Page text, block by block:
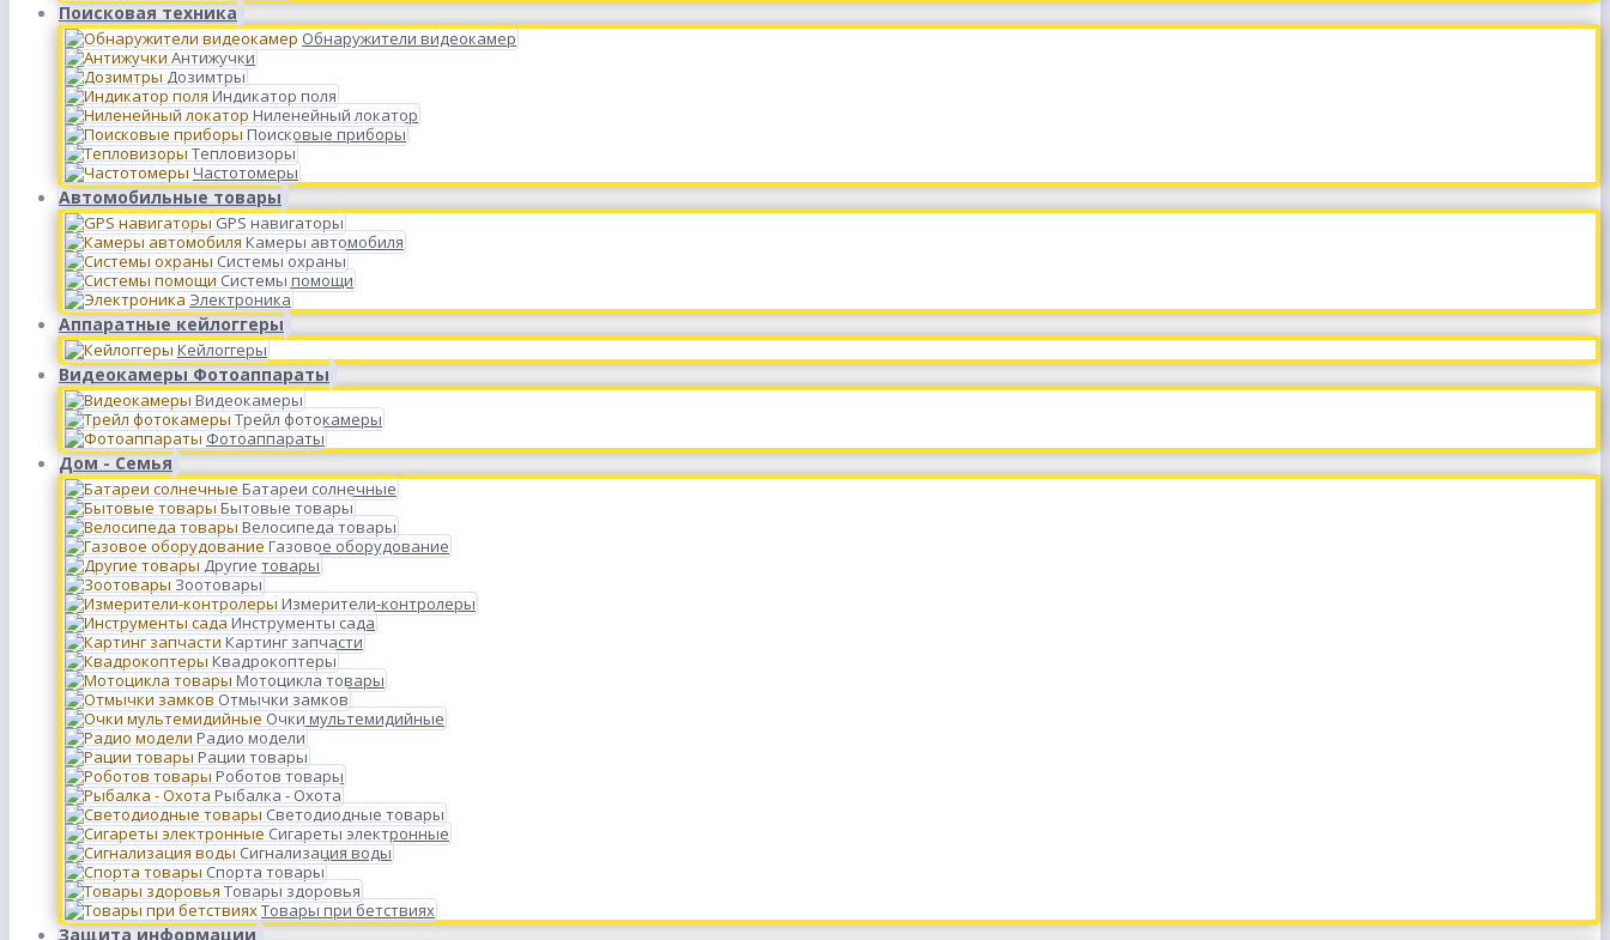
Поисковая техника
Обнаружители видеокамер
Антижучки
Дозимтры
Индикатор поля
Ниленейный локатор
Поисковые приборы
Тепловизоры
Частотомеры
Автомобильные товары
GPS навигаторы
Камеры автомобиля
Системы охраны
Системы помощи
Электроника
Аппаратные кейлоггеры
Кейлоггеры
Видеокамеры Фотоаппараты
Видеокамеры
Трейл фотокамеры
Фотоаппараты
Дом - Семья
Батареи солнечные
Бытовые товары
Велосипеда товары
Газовое оборудование
Другие товары
Зоотовары
Измерители-контролеры
Инструменты сада
Картинг запчасти
Квадрокоптеры
Мотоцикла товары
Отмычки замков
Очки мультемидийные
Радио модели
Рации товары
Роботов товары
Рыбалка - Охота
Светодиодные товары
Сигареты электронные
Сигнализация воды
Спорта товары
Товары здоровья
Товары при бетствиях
Защита информации